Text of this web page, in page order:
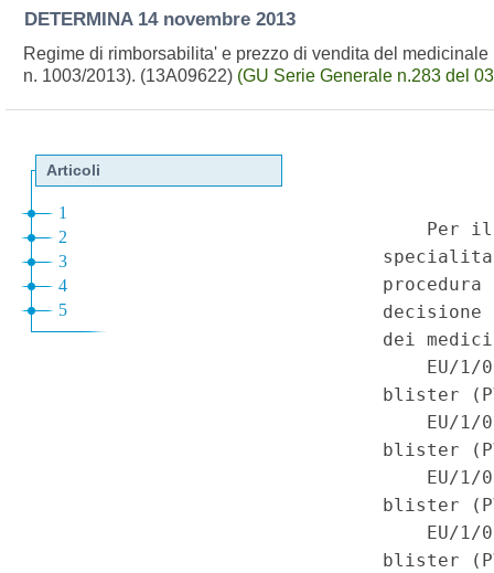
DETERMINA 14 novembre 2013
Regime di rimborsabilita' e prezzo di vendita del
n. 1003/2013). (13A09622) (GU Serie Generale n.283 del